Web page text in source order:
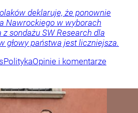
deklaruje, że ponownie
Nawrockiego w wyborach
sondażu SW Research dla
głowy państwa jest liczniejsza.
PolitykaOpinie i komentarze